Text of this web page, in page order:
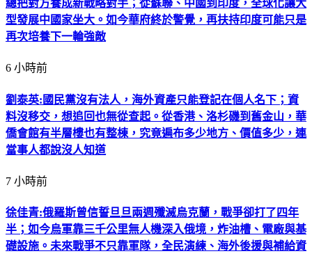
總把對方養成新戰略對手；從蘇聯、中國到印度，全球化讓大
型發展中國家坐大。如今華府終於警覺，再扶持印度可能只是
再次培養下一輪強敵
6 小時前
劉泰英:國民黨沒有法人，海外資產只能登記在個人名下；資
料沒移交，想追回也無從查起。從香港、洛杉磯到舊金山，華
僑會館有半層樓也有整棟，究竟遍布多少地方、價值多少，連
當事人都說沒人知道
7 小時前
徐佳青:俄羅斯曾信誓旦旦兩週殲滅烏克蘭，戰爭卻打了四年
半；如今烏軍靠三千公里無人機深入俄境，炸油槽、電廠與基
礎設施。未來戰爭不只靠軍隊，全民演練、海外後援與補給資